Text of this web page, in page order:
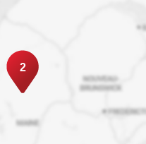
2